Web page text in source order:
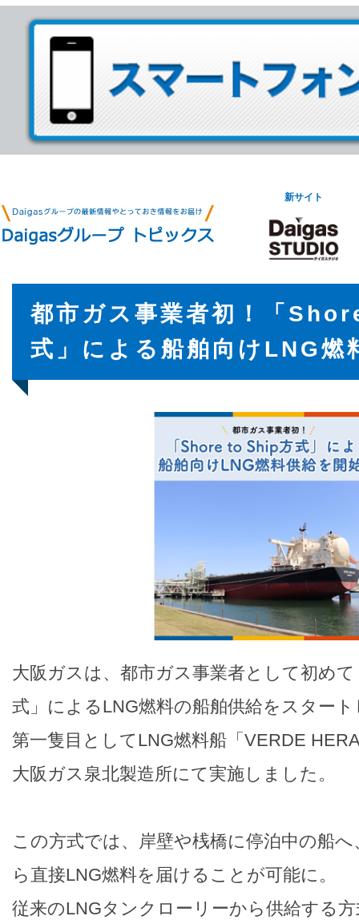
新サイト
都市ガス事業者初！「
式」による船舶向けLNG燃
大阪ガスは、都市ガス事業者として初めて
式」によるLNG燃料の船舶供給をスター
第一隻目としてLNG燃料船「VERDE
大阪ガス泉北製造所にて実施しました。
この方式では、岸壁や桟橋に停泊中の船
ら直接LNG燃料を届けることが可能に。
従来のLNGタンクローリーから供給する